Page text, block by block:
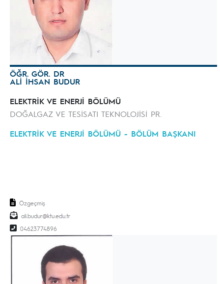
ÖĞR. GÖR. DR
ALİ İHSAN BUDUR
ELEKTRİK VE ENERJİ BÖLÜMÜ
DOĞALGAZ VE TESİSATI TEKNOLOJİSİ PR.
ELEKTRİK VE ENERJİ BÖLÜMÜ - BÖLÜM BAŞKANI
Özgeçmiş
ali.budur
04623774896